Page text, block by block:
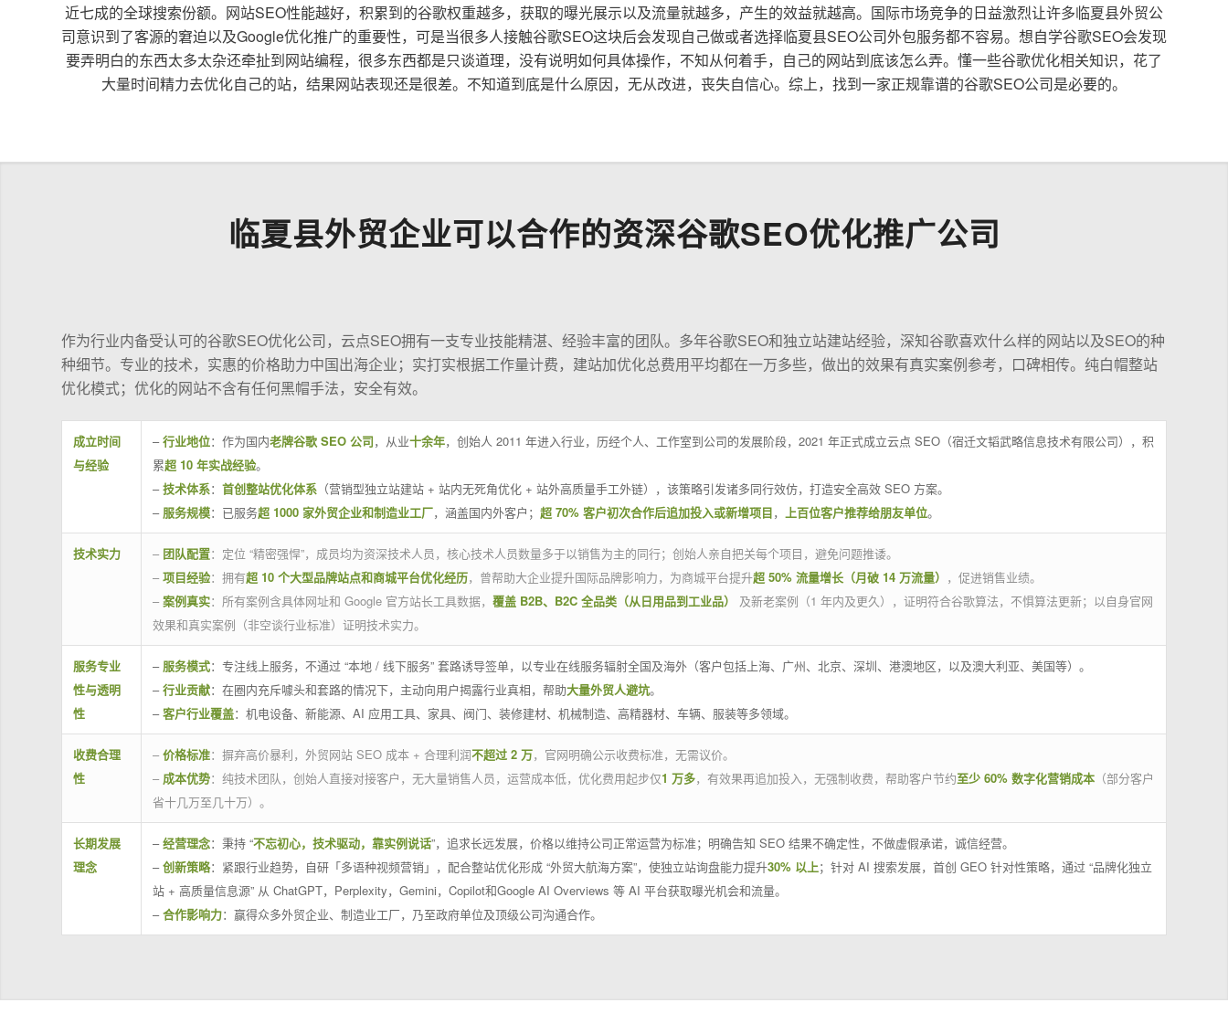
近七成的全球搜索份额。网站SEO性能越好，积累到的谷歌权重越多，获取的曝光展示以及流量就越多，产生的效益就越高。国际市场竞争的日益激烈让许多临夏县外贸公
司意识到了客源的窘迫以及Google优化推广的重要性，可是当很多人接触谷歌SEO这块后会发现自己做或者选择临夏县SEO公司外包服务都不容易。想自学谷歌SEO会发现
要弄明白的东西太多太杂还牵扯到网站编程，很多东西都是只谈道理，没有说明如何具体操作，不知从何着手，自己的网站到底该怎么弄。懂一些谷歌优化相关知识，花了
大量时间精力去优化自己的站，结果网站表现还是很差。不知道到底是什么原因，无从改进，丧失自信心。综上，找到一家正规靠谱的谷歌SEO公司是必要的。
临夏县外贸企业可以合作的资深谷歌SEO优化推广公司
作为行业内备受认可的谷歌SEO优化公司，云点SEO拥有一支专业技能精湛、经验丰富的团队。多年谷歌SEO和独立站建站经验，深知谷歌喜欢什么样的网站以及SEO的种
种细节。专业的技术，实惠的价格助力中国出海企业；实打实根据工作量计费，建站加优化总费用平均都在一万多些，做出的效果有真实案例参考，口碑相传。纯白帽整站
优化模式；优化的网站不含有任何黑帽手法，安全有效。
成立时间
与经验
–行业地位：作为国内老牌谷歌 SEO 公司，从业十余年，创始人 2011 年进入行业，历经个人、工作室到公司的发展阶段，2021 年正式成立云点 SEO（宿迁文韬武略信息技术有限公司），积
累超 10 年实战经验。
–技术体系： 首创整站优化体系 （营销型独立站建站 + 站内无死角优化 + 站外高质量手工外链），该策略引发诸多同行效仿，打造安全高效 SEO 方案。
– 服务规模：已服务超 1000 家外贸企业和制造业工厂，涵盖国内外客户； 超 70% 客户初次合作后追加投入或新增项目， 上百位客户推荐给朋友单位。
技术实力 – 团队配置：定位 “精密强悍”，成员均为资深技术人员，核心技术人员数量多于以销售为主的同行；创始人亲自把关每个项目，避免问题推诿。
– 项目经验：拥有超 10 个大型品牌站点和商城平台优化经历，曾帮助大企业提升国际品牌影响力，为商城平台提升超 50% 流量增长（月破 14 万流量） ，促进销售业绩。
– 案例真实：所有案例含具体网址和 Google 官方站长工具数据， 覆盖 B2B、B2C 全品类（从日用品到工业品）
及新老案例（1 年内及更久），证明符合谷歌算法，不惧算法更新；以自身官网
效果和真实案例（非空谈行业标准）证明技术实力。
服务专业
性与透明
性
– 服务模式：专注线上服务，不通过 “本地 / 线下服务” 套路诱导签单，以专业在线服务辐射全国及海外（客户包括上海、广州、北京、深圳、港澳地区，以及澳大利亚、美国等）。
–行业贡献：在圈内充斥噱头和套路的情况下，主动向用户揭露行业真相，帮助大量外贸人避坑。
–客户行业覆盖：机电设备、新能源、AI 应用工具、家具、阀门、装修建材、机械制造、高精器材、车辆、服装等多领域。
收费合理
性
– 价格标准：摒弃高价暴利，外贸网站 SEO 成本 + 合理利润不超过 2 万，官网明确公示收费标准，无需议价。
– 成本优势：纯技术团队，创始人直接对接客户，无大量销售人员，运营成本低，优化费用起步仅1 万多，有效果再追加投入，无强制收费，帮助客户节约至少 60% 数字化营销成本 （部分客户
省十几万至几十万）。
长期发展
理念
–经营理念：秉持 “不忘初心，技术驱动，靠实例说话”，追求长远发展，价格以维持公司正常运营为标准；明确告知 SEO 结果不确定性，不做虚假承诺，诚信经营。
–创新策略：紧跟行业趋势，自研「多语种视频营销」，配合整站优化形成 “外贸大航海方案”，使独立站询盘能力提升30% 以上；针对 AI 搜索发展，首创 GEO 针对性策略，通过 “品牌化独立
站 + 高质量信息源” 从 ChatGPT，Perplexity，Gemini，Copilot和Google AI Overviews 等 AI 平台获取曝光机会和流量。
–合作影响力：赢得众多外贸企业、制造业工厂，乃至政府单位及顶级公司沟通合作。